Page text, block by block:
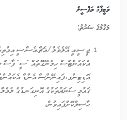
ވަޒީފާގެ ތަފްޞީލު
މަޤާމުގެ ޝަރުތު:
އެކައުންޓްސް ހިމެނޭގޮތަައް "ސީ" ފާސް
އޮޑިޓިންގ،ފައިނޭންސް އެންޑް
ހާސިލްކޮށްފައިވުން،